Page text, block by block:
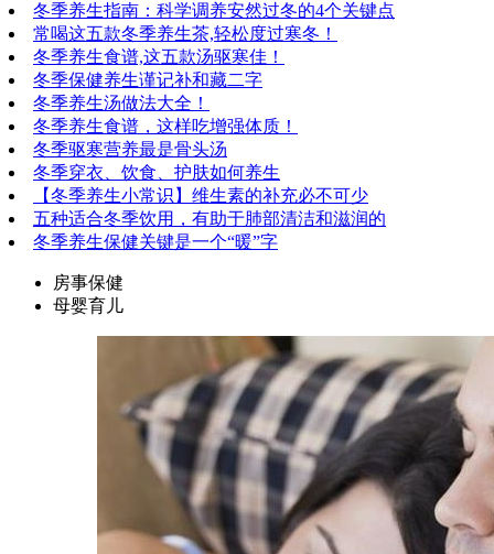
冬季养生指南：科学调养安然过冬的4个关键点
常喝这五款冬季养生茶,轻松度过寒冬！
冬季养生食谱,这五款汤驱寒佳！
冬季保健养生谨记补和藏二字
冬季养生汤做法大全！
冬季养生食谱，这样吃增强体质！
冬季驱寒营养最是骨头汤
冬季穿衣、饮食、护肤如何养生
【冬季养生小常识】维生素的补充必不可少
五种适合冬季饮用，有助于肺部清洁和滋润的
冬季养生保健关键是一个“暖”字
房事保健
母婴育儿